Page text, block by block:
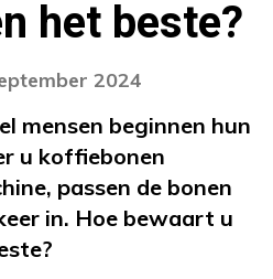
het beste?
2024
mensen beginnen hun
u koffiebonen
passen de bonen
in. Hoe bewaart u